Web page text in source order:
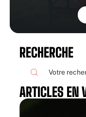
RECHERCHE
ARTICLES EN